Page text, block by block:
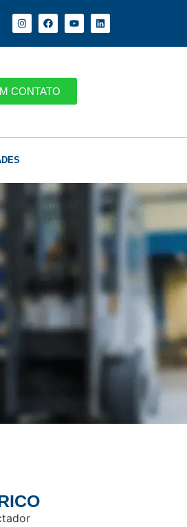
CONTATO